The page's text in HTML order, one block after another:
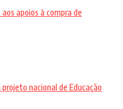
apoios à compra de
nacional de Educação